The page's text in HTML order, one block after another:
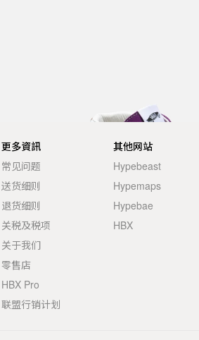
更多資訊
常见问题
送货细则
退货细则
关税及税项
关于我们
零售店
HBX Pro
联盟行销计划
其他网站
Hypebeast
Hypemaps
Hypebae
HBX